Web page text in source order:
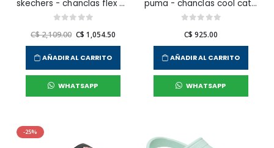
skechers - chanclas flex para mujer
C$ 2,109.00 C$ 1,054.50
AÑADIR AL CARRITO
WHATSAPP
puma - chanclas cool cat 2.0 para mujer
C$ 925.00
AÑADIR AL CARRITO
WHATSAPP
-25%